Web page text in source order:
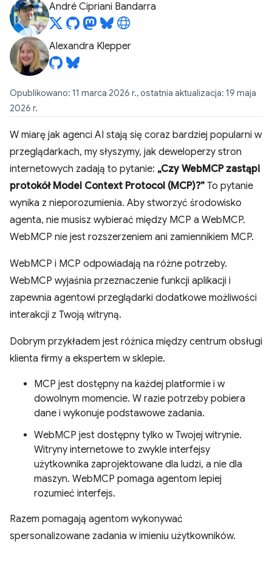
André Cipriani Bandarra
Alexandra Klepper
Opublikowano: 11 marca 2026 r., ostatnia aktualizacja: 19 maja
2026 r.
W miarę jak agenci AI stają się coraz bardziej popularni w
przeglądarkach, my słyszymy, jak deweloperzy stron
internetowych zadają to pytanie: „Czy WebMCP zastąpi
protokół Model Context Protocol (MCP)?” To pytanie
wynika z nieporozumienia. Aby stworzyć środowisko
agenta, nie musisz wybierać między MCP a WebMCP.
WebMCP nie jest rozszerzeniem ani zamiennikiem MCP.
WebMCP i MCP odpowiadają na różne potrzeby.
WebMCP wyjaśnia przeznaczenie funkcji aplikacji i
zapewnia agentowi przeglądarki dodatkowe możliwości
interakcji z Twoją witryną.
Dobrym przykładem jest różnica między centrum obsługi
klienta firmy a ekspertem w sklepie.
MCP jest dostępny na każdej platformie i w
dowolnym momencie. W razie potrzeby pobiera
dane i wykonuje podstawowe zadania.
WebMCP jest dostępny tylko w Twojej witrynie.
Witryny internetowe to zwykle interfejsy
użytkownika zaprojektowane dla ludzi, a nie dla
maszyn. WebMCP pomaga agentom lepiej
rozumieć interfejs.
Razem pomagają agentom wykonywać
spersonalizowane zadania w imieniu użytkowników.